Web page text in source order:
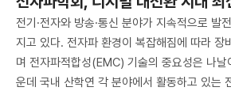
전기·전자와 방송·통신 분야가 지속적으로 발
지고 있다. 전자파 환경이 복잡해짐에 따라 장
며 전자파적합성(EMC) 기술의 중요성은 나
운데 국내 산학연 각 분야에서 활동하고 있는